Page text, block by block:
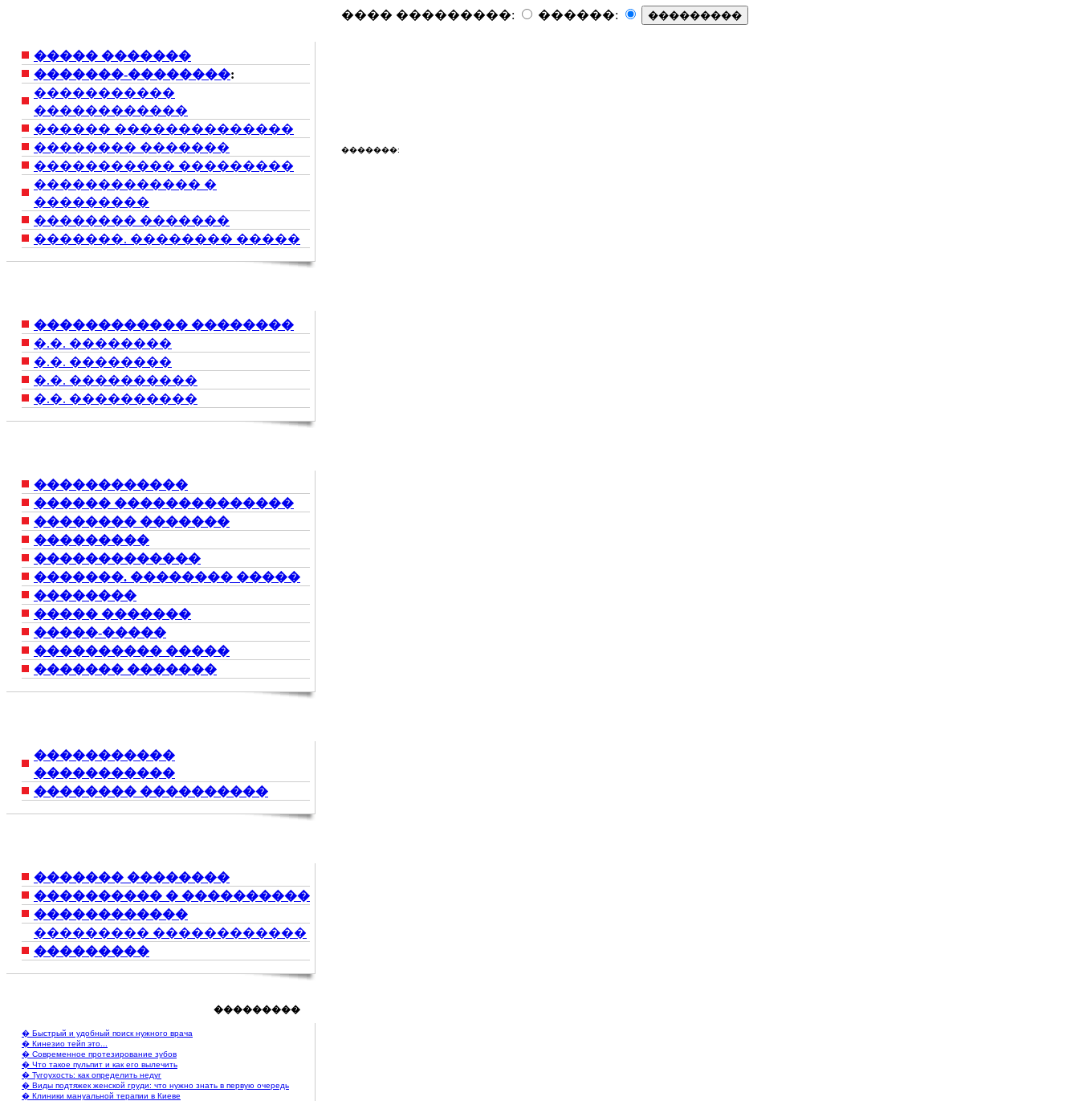
����� �������
�������-��������:
�����������
������������
������ ��������������
�������� �������
����������� ���������
������������� �
���������
�������� �������
�������. �������� �����
������������ ��������
�.�. ��������
�.�. ��������
�.�. ����������
�.�. ����������
������������
������ ��������������
�������� �������
���������
�������������
�������. �������� �����
��������
����� �������
�����-�����
���������� �����
������� �������
�����������
�����������
�������� ����������
������� ��������
���������� � ����������
������������
��������� ������������
���������
���������
� Быстрый и удобный поиск нужного врача
� Кинезио тейп это...
� Современное протезирование зубов
� Что такое пульпит и как его вылечить
� Тугоухость: как определить недуг
� Виды подтяжек женской груди: что нужно знать в первую очередь
� Клиники мануальной терапии в Киеве
���� ���������: ������:
�������: